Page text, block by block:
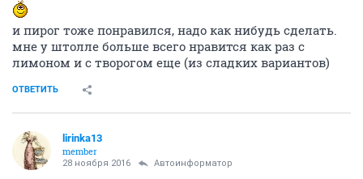
и пирог тоже понравился, надо как нибудь сделать.
мне у штолле больше всего нравится как раз с
лимоном и с творогом еще (из сладких вариантов)
ОТВЕТИТЬ
lirinka13
member
28 ноября 2016 Автоинформатор